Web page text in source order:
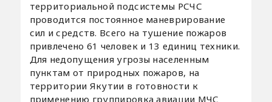
территориальной подсистемы РСЧС
проводится постоянное маневрирование
сил и средств. Всего на тушение пожаров
привлечено 61 человек и 13 единиц техники.
Для недопущения угрозы населенным
пунктам от природных пожаров, на
территории Якутии в готовности к
применению группировка авиации МЧС